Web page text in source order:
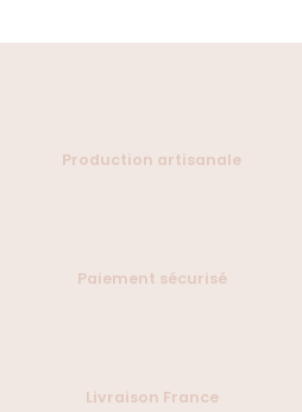
Production artisanale
Paiement sécurisé
Livraison France